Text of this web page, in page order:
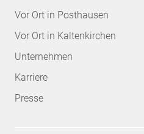
Vor Ort in Posthausen
Vor Ort in Kaltenkirchen
Unternehmen
Karriere
Presse